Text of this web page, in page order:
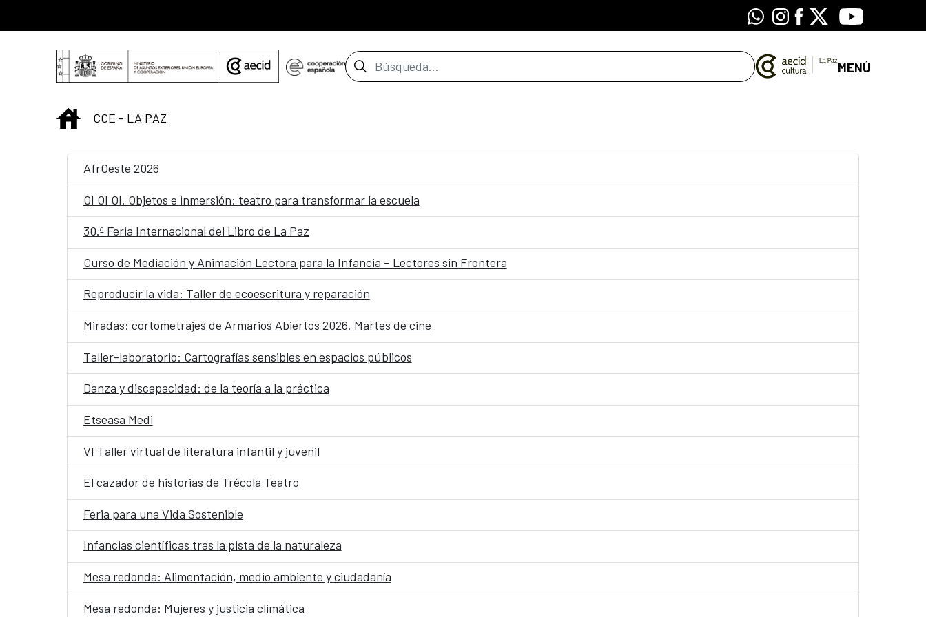
WhatsappInstagram
Facebook
X Youtube
Barra de búsqueda MENÚ
INICIO
CCE - LA PAZ
AfrOeste 2026
OI OI OI. Objetos e inmersión: teatro para transformar la escuela
30.ª Feria Internacional del Libro de La Paz
Curso de Mediación y Animación Lectora para la Infancia – Lectores sin Frontera
Reproducir la vida: Taller de ecoescritura y reparación
Miradas: cortometrajes de Armarios Abiertos 2026. Martes de cine
Taller-laboratorio: Cartografías sensibles en espacios públicos
Danza y discapacidad: de la teoría a la práctica
Etseasa Medi
VI Taller virtual de literatura infantil y juvenil
El cazador de historias de Trécola Teatro
Feria para una Vida Sostenible
Infancias científicas tras la pista de la naturaleza
Mesa redonda: Alimentación, medio ambiente y ciudadanía
Mesa redonda: Mujeres y justicia climática